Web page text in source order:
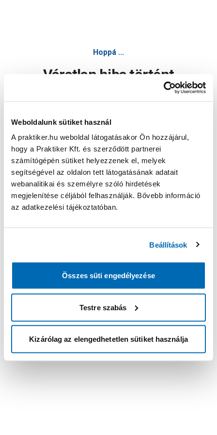
Weboldalunk sütiket használ
A praktiker.hu weboldal látogatásakor Ön hozzájárul,
hogy a Praktiker Kft. és szerződött partnerei
számítógépén sütiket helyezzenek el, melyek
segítségével az oldalon tett látogatásának adatait
webanalitikai és személyre szóló hirdetések
megjelenítése céljából felhasználják. Bővebb információ
az adatkezelési tájékoztatóban.
Beállítások
Összes süti engedélyezése
Testre szabás
Kizárólag az elengedhetetlen sütiket használja
Hoppá ...
Váratlan hiba történt
Oldal újratöltése